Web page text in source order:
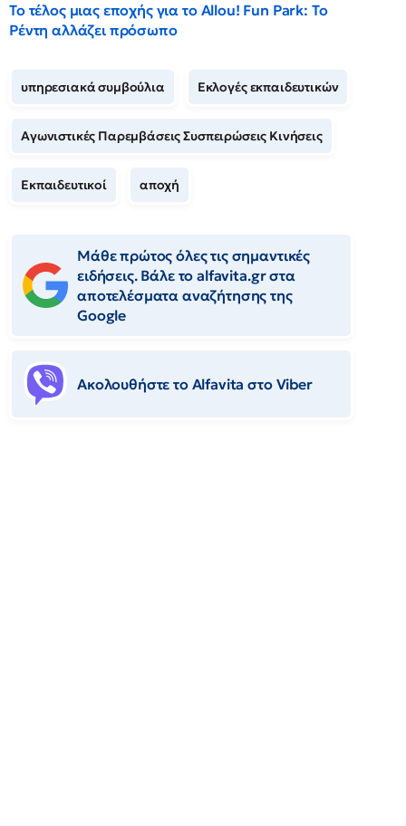
Το τέλος μιας εποχής για το Allou! Fun Park: Το
Ρέντη αλλάζει πρόσωπο
υπηρεσιακά συμβούλια Εκλογές εκπαιδευτικών
Αγωνιστικές Παρεμβάσεις Συσπειρώσεις Κινήσεις
Εκπαιδευτικοί αποχή
Μάθε πρώτος όλες τις σημαντικές
ειδήσεις. Βάλε το alfavita.gr στα
αποτελέσματα αναζήτησης της
Google
Ακολουθήστε το Αlfavita στο Viber